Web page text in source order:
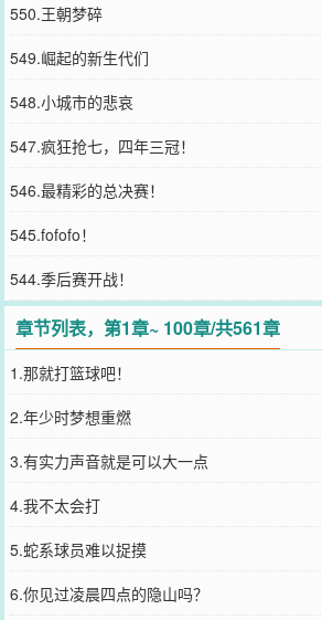
550.王朝梦碎
549.崛起的新生代们
548.小城市的悲哀
547.疯狂抢七，四年三冠！
546.最精彩的总决赛！
545.fofofo！
544.季后赛开战！
章节列表，第1章~ 100章/共561章
1.那就打篮球吧！
2.年少时梦想重燃
3.有实力声音就是可以大一点
4.我不太会打
5.蛇系球员难以捉摸
6.你见过凌晨四点的隐山吗？